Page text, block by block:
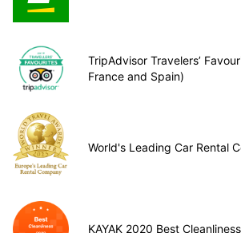
TripAdvisor Travelers’
France and Spain)
World's Leading Car Rental
KAYAK 2020 Best Cleanliness